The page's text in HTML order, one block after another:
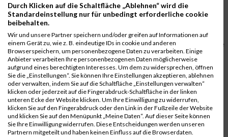
sie den Koerper ganzheitlich fordert ohne zu ueberlasten
So bleibst du auch im Winter dran
Die groesste Huerde ist selten das Training selbst sondern der innere
Schweinehund
Diese Tipps helfen wirklich
Kleidung im Zwiebelprinzip vorbereiten
Regel festlegen nur 10 Minuten starten
Training fest an eine Tageszeit koppeln zum Beispiel
Mittagspause oder Feierabend
Perfektion streichen Regelmaessigkeit zaehlt
Durch Klicken auf die Schaltfläche „Ablehnen“ wird die
Standardeinstellung nur für unbedingt erforderliche cookie
beibehalten.
Wir und unsere Partner speichern und/oder greifen auf Informationen auf
einem Gerät zu, wie z. B. eindeutige IDs in cookie und anderen
Browserspeichern, um personenbezogene Daten zu verarbeiten. Einige
Anbieter verarbeiten Ihre personenbezogenen Daten möglicherweise
aufgrund eines berechtigten Interesses. Um dem zu widersprechen, öffnen
Sie die „Einstellungen“. Sie können Ihre Einstellungen akzeptieren, ablehnen
oder verwalten, indem Sie auf die Schaltfläche „Einstellungen verwalten“
klicken oder jederzeit auf die Fingerabdruck-Schaltfläche in der linken
unteren Ecke der Website klicken. Um Ihre Einwilligung zu widerrufen,
klicken Sie auf den Fingerabdruck oder den Link in der Fußzeile der Website
und klicken Sie auf den Menüpunkt „Meine Daten“. Auf dieser Seite können
Sie Ihre Einwilligung widerrufen. Diese Entscheidungen werden unseren
Partnern mitgeteilt und haben keinen Einfluss auf die Browserdaten.